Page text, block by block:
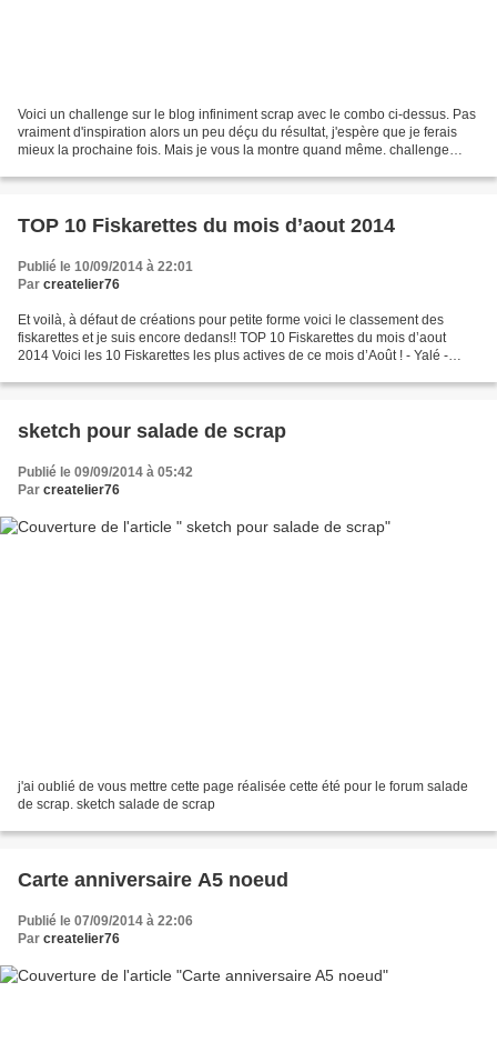
Voici un challenge sur le blog infiniment scrap avec le combo ci-dessus. Pas
vraiment d'inspiration alors un peu déçu du résultat, j'espère que je ferais
mieux la prochaine fois. Mais je vous la montre quand même. challenge
TOP 10 Fiskarettes du mois d’aout 2014
Publié le 10/09/2014 à 22:01
Par createlier76
Et voilà, à défaut de créations pour petite forme voici le classement des
fiskarettes et je suis encore dedans!! TOP 10 Fiskarettes du mois d’aout
2014 Voici les 10 Fiskarettes les plus actives de ce mois d’Août ! - Yalé -
sketch pour salade de scrap
Publié le 09/09/2014 à 05:42
Par createlier76
j'ai oublié de vous mettre cette page réalisée cette été pour le forum salade
de scrap. sketch salade de scrap
Carte anniversaire A5 noeud
Publié le 07/09/2014 à 22:06
Par createlier76